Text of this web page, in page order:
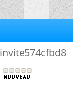
invite574cfbd8